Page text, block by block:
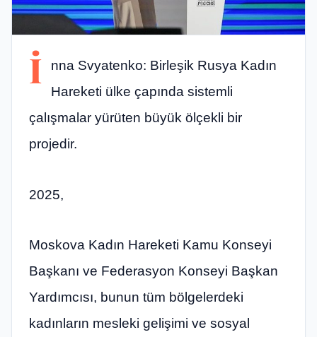
İ
nna Svyatenko: Birleşik Rusya Kadın
Hareketi ülke çapında sistemli
çalışmalar yürüten büyük ölçekli bir
projedir.
2025,
Moskova Kadın Hareketi Kamu Konseyi
Başkanı ve Federasyon Konseyi Başkan
Yardımcısı, bunun tüm bölgelerdeki
kadınların mesleki gelişimi ve sosyal